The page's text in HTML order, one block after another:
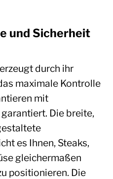
und Sicherheit
durch ihr
maximale Kontrolle
mit
Die breite,
es Ihnen, Steaks,
gleichermaßen
positionieren. Die